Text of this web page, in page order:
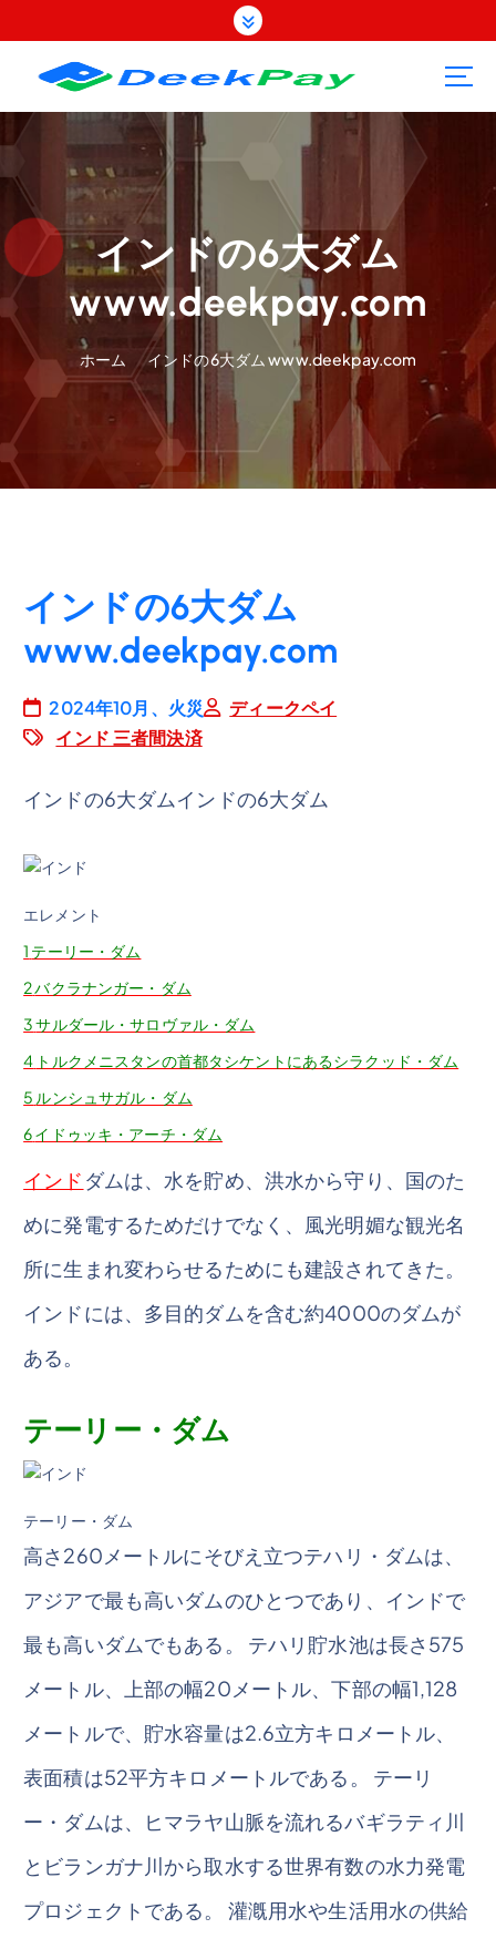
ン
ツ
プ
インドの6大ダム
www.deekpay.com
ホーム インドの6大ダム www.deekpay.com
インドの6大ダム
www.deekpay.com
2024年10月、火災
ディークペイ
インド 三者間決済
インドの6大ダムインドの6大ダム
エレメント
1 テーリー・ダム
2バクラナンガー・ダム
3サルダール・サロヴァル・ダム
4 トルクメニスタンの首都タシケントにあるシラクッド・ダム
5 ルンシュサガル・ダム
6イドゥッキ・アーチ・ダム
インド ダムは、水を貯め、洪水から守り、国のた
めに発電するためだけでなく、風光明媚な観光名
所に生まれ変わらせるためにも建設されてきた。
インドには、多目的ダムを含む約4000のダムが
ある。
テーリー・ダム
テーリー・ダム
高さ260メートルにそびえ立つテハリ・ダムは、
アジアで最も高いダムのひとつであり、インドで
最も高いダムでもある。 テハリ貯水池は長さ575
メートル、上部の幅20メートル、下部の幅1,128
メートルで、貯水容量は2.6立方キロメートル、
表面積は52平方キロメートルである。 テーリ
ー・ダムは、ヒマラヤ山脈を流れるバギラティ川
とビランガナ川から取水する世界有数の水力発電
プロジェクトである。 灌漑用水や生活用水の供給